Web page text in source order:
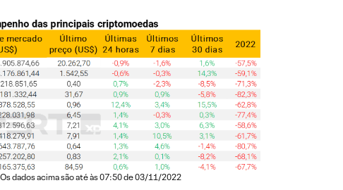
dados acima são até às 07:50 de 03/11/2022